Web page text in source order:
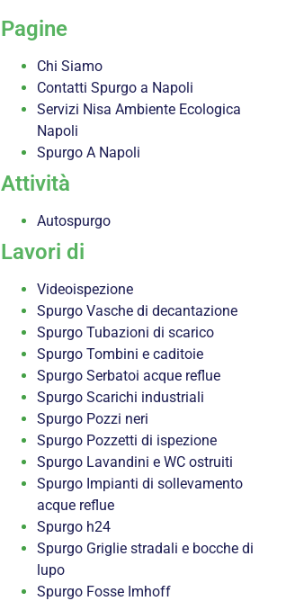
Pagine
Chi Siamo
Contatti Spurgo a Napoli
Servizi Nisa Ambiente Ecologica
Napoli
Spurgo A Napoli
Attività
Autospurgo
Lavori di
Videoispezione
Spurgo Vasche di decantazione
Spurgo Tubazioni di scarico
Spurgo Tombini e caditoie
Spurgo Serbatoi acque reflue
Spurgo Scarichi industriali
Spurgo Pozzi neri
Spurgo Pozzetti di ispezione
Spurgo Lavandini e WC ostruiti
Spurgo Impianti di sollevamento
acque reflue
Spurgo h24
Spurgo Griglie stradali e bocche di
lupo
Spurgo Fosse Imhoff